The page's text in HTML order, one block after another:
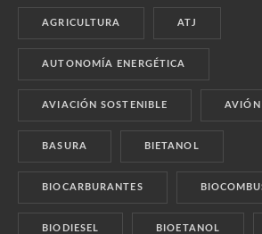
AGRICULTURA ATJ
AUTONOMÍA ENERGÉTICA
AVIACIÓN SOSTENIBLE AVIÓN
BASURA BIETANOL
BIOCARBURANTES
BIODIESEL BIOETANOL